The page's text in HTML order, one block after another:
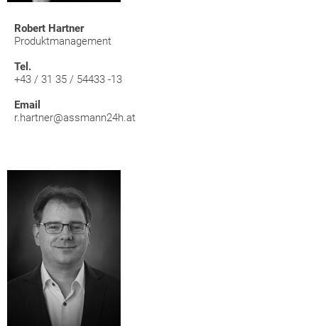
Robert Hartner
Produktmanagement
Tel.
+43 / 31 35 / 54433 -13
Email
r.hartner@assmann24h.at